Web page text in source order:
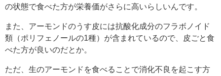
の状態で食べた方が栄養価がさらに高いらしいんです。
また、アーモンドのうす皮には抗酸化成分のフラボノイド
類（ポリフェノールの1種）が含まれているので、皮ごと食
べた方が良いのだとか。
ただ、生のアーモンドを食べることで消化不良を起こす方